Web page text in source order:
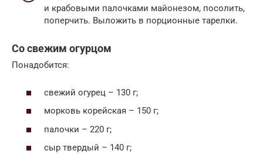
и крабовыми палочками майонезом, посолить,
поперчить. Выложить в порционные тарелки.
Со свежим огурцом
Понадобится:
свежий огурец – 130 г;
морковь корейская – 150 г;
палочки – 220 г;
сыр твердый – 140 г;